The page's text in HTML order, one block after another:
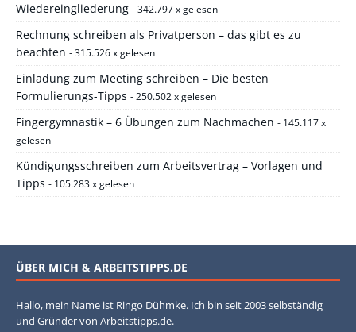
Wiedereingliederung - 342.797 x gelesen
Rechnung schreiben als Privatperson – das gibt es zu
beachten - 315.526 x gelesen
Einladung zum Meeting schreiben – Die besten
Formulierungs-Tipps - 250.502 x gelesen
Fingergymnastik – 6 Übungen zum Nachmachen - 145.117 x
gelesen
Kündigungsschreiben zum Arbeitsvertrag – Vorlagen und
Tipps - 105.283 x gelesen
ÜBER MICH & ARBEITSTIPPS.DE
Hallo, mein Name ist Ringo Dühmke. Ich bin seit 2003 selbständig
und Gründer von Arbeitstipps.de.